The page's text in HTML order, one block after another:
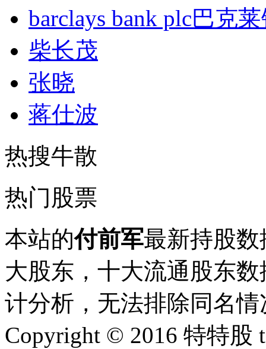
barclays bank plc巴克
柴长茂
张晓
蒋仕波
热搜牛散
热门股票
本站的付前军最新持股
大股东，十大流通股东
计分析，无法排除同名情
Copyright © 2016 特特股